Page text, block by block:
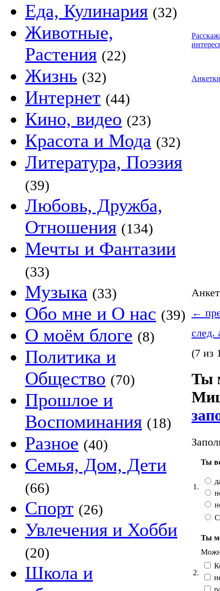
Еда, Кулинария (32)
Животные,
Растения (22)
Жизнь (32)
Интернет (44)
Кино, видео (23)
Красота и Мода (32)
Литература, Поэзия
(39)
Любовь, Дружба,
Отношения (134)
Мечты и Фантазии
(33)
Музыка (33)
Обо мне и О нас (39)
О моём блоге (8)
Политика и
Общество (70)
Прошлое и
Воспоминания (18)
Разное (40)
Семья, Дом, Дети
(66)
Спорт (26)
Увлечения и Хобби
(20)
Школа и
←
след.
(7 из
Ты
1.
Ты
2.
Ты